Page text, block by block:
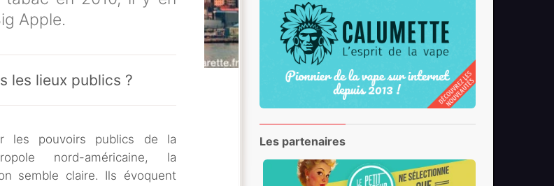
Apple.
les lieux publics ?
les pouvoirs publics de la
nord-américaine, la
semble claire. Ils évoquent
Les partenaires